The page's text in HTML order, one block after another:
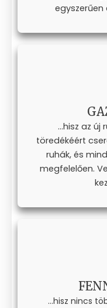
...hisz az új
töredékéért
ruhák, és
megfelelően.
...hisz nincs